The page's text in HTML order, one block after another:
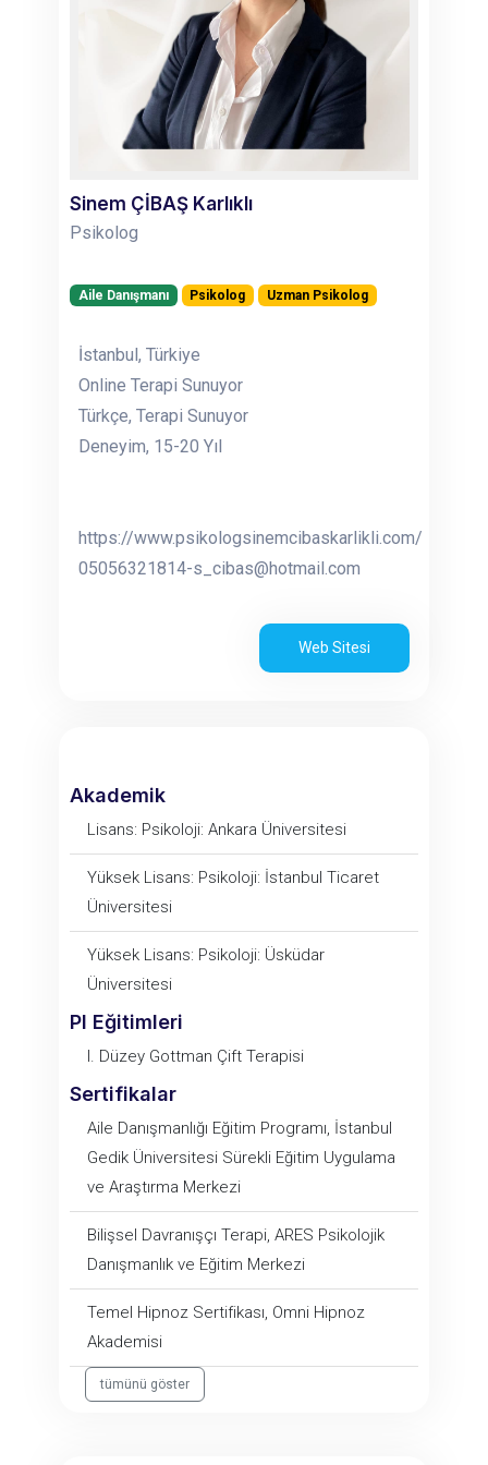
Sinem ÇİBAŞ Karlıklı
Psikolog
Aile Danışmanı Psikolog Uzman Psikolog
İstanbul, Türkiye
Online Terapi Sunuyor
Türkçe, Terapi Sunuyor
Deneyim, 15-20 Yıl
https://www.psikologsinemcibaskarlikli.com/
05056321814-s_cibas@hotmail.com
Web Sitesi
Akademik
Lisans: Psikoloji: Ankara Üniversitesi
Yüksek Lisans: Psikoloji: İstanbul Ticaret
Üniversitesi
Yüksek Lisans: Psikoloji: Üsküdar
Üniversitesi
PI Eğitimleri
I. Düzey Gottman Çift Terapisi
Sertifikalar
Aile Danışmanlığı Eğitim Programı, İstanbul
Gedik Üniversitesi Sürekli Eğitim Uygulama
ve Araştırma Merkezi
Bilişsel Davranışçı Terapi, ARES Psikolojik
Danışmanlık ve Eğitim Merkezi
Temel Hipnoz Sertifikası, Omni Hipnoz
Akademisi
tümünü göster